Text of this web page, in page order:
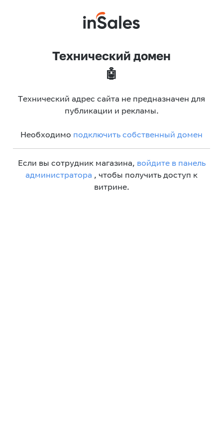
Технический домен
🤖
Технический адрес сайта не предназначен для
публикации и рекламы.
Необходимо подключить собственный домен
Если вы сотрудник магазина, войдите в панель
администратора , чтобы получить доступ к
витрине.